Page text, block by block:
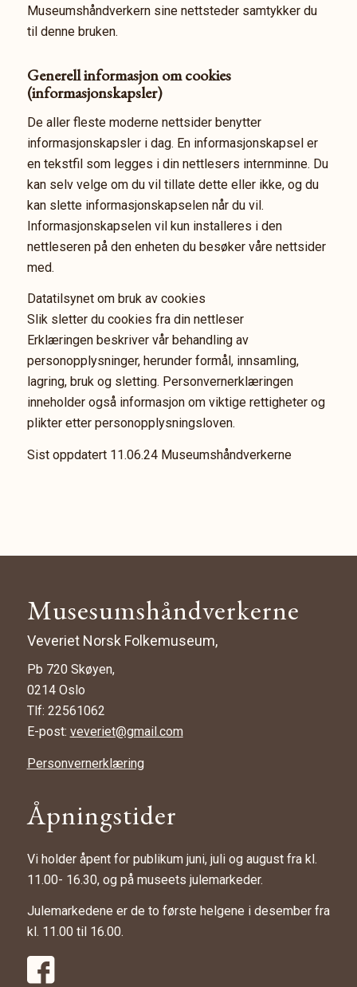
Museumshåndverkern sine nettsteder samtykker du
til denne bruken.
Generell informasjon om cookies
(informasjonskapsler)
De aller fleste moderne nettsider benytter
informasjonskapsler i dag. En informasjonskapsel er
en tekstfil som legges i din nettlesers internminne. Du
kan selv velge om du vil tillate dette eller ikke, og du
kan slette informasjonskapselen når du vil.
Informasjonskapselen vil kun installeres i den
nettleseren på den enheten du besøker våre nettsider
med.
Datatilsynet om bruk av cookies
Slik sletter du cookies fra din nettleser
Erklæringen beskriver vår behandling av
personopplysninger, herunder formål, innsamling,
lagring, bruk og sletting. Personvernerklæringen
inneholder også informasjon om viktige rettigheter og
plikter etter personopplysningsloven.
Sist oppdatert 11.06.24 Museumshåndverkerne
Musesumshåndverkerne
Veveriet Norsk Folkemuseum,
Pb 720 Skøyen,
0214 Oslo
Tlf: 22561062
E-post: veveriet@gmail.com
Personvernerklæring
Åpningstider
Vi holder åpent for publikum juni, juli og august fra kl.
11.00- 16.30, og på museets julemarkeder.
Julemarkedene er de to første helgene i desember fra
kl. 11.00 til 16.00.